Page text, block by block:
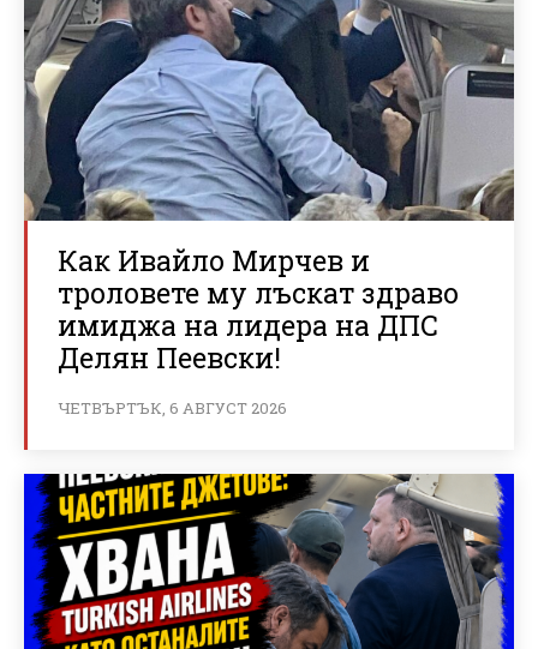
Как Ивайло Мирчев и
троловете му лъскат здраво
имиджа на лидера на ДПС
Делян Пеевски!
ЧЕТВЪРТЪК, 6 АВГУСТ 2026